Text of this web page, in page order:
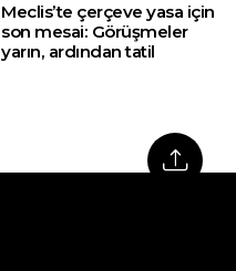
Meclis’te çerçeve yasa için
son mesai: Görüşmeler
yarın, ardından tatil